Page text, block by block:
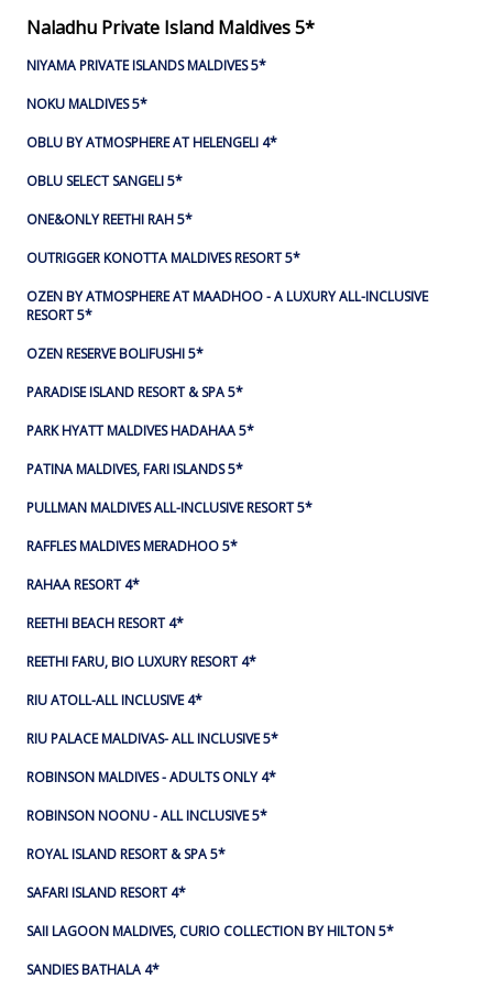
Naladhu Private Island Maldives 5*
NIYAMA PRIVATE ISLANDS MALDIVES 5*
NOKU MALDIVES 5*
OBLU BY ATMOSPHERE AT HELENGELI 4*
OBLU SELECT SANGELI 5*
ONE&ONLY REETHI RAH 5*
OUTRIGGER KONOTTA MALDIVES RESORT 5*
OZEN BY ATMOSPHERE AT MAADHOO - A LUXURY ALL-INCLUSIVE
RESORT 5*
OZEN RESERVE BOLIFUSHI 5*
PARADISE ISLAND RESORT & SPA 5*
PARK HYATT MALDIVES HADAHAA 5*
PATINA MALDIVES, FARI ISLANDS 5*
PULLMAN MALDIVES ALL-INCLUSIVE RESORT 5*
RAFFLES MALDIVES MERADHOO 5*
RAHAA RESORT 4*
REETHI BEACH RESORT 4*
REETHI FARU, BIO LUXURY RESORT 4*
RIU ATOLL-ALL INCLUSIVE 4*
RIU PALACE MALDIVAS- ALL INCLUSIVE 5*
ROBINSON MALDIVES - ADULTS ONLY 4*
ROBINSON NOONU - ALL INCLUSIVE 5*
ROYAL ISLAND RESORT & SPA 5*
SAFARI ISLAND RESORT 4*
SAII LAGOON MALDIVES, CURIO COLLECTION BY HILTON 5*
SANDIES BATHALA 4*